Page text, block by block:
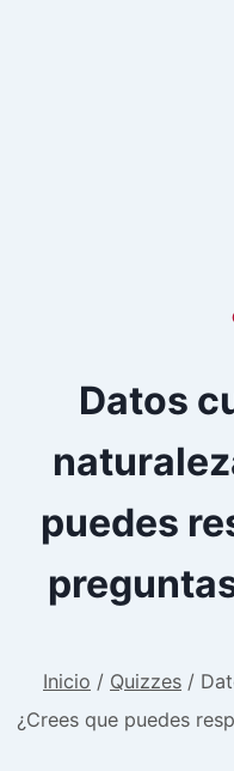
Datos
puedes
Inicio / Quizzes /
¿Crees que puedes